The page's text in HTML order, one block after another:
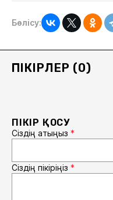
Бөлісу:
ПІКІРЛЕР (0)
ПІКІР ҚОСУ
Сіздің атыңыз *
Сіздің пікіріңіз *